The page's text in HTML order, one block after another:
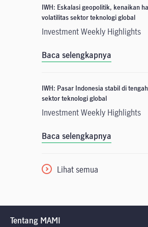
IWH: Eskalasi geopolitik, kenaikan
volatilitas sektor teknologi global
Investment Weekly Highlights
Baca selengkapnya
IWH: Pasar Indonesia stabil di
sektor teknologi global
Investment Weekly Highlights
Baca selengkapnya
Lihat semua
Tentang MAMI